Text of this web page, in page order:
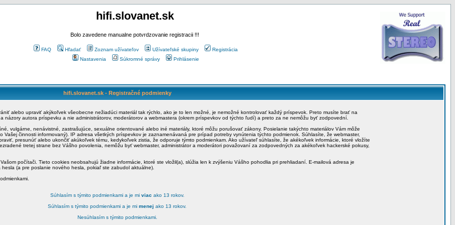
hifi.slovanet.sk
Bolo zavedene manualne potvrdzovanie registracii !!!
FAQ Hľadať Zoznam užívateľov Užívateľské skupiny
Registrácia
Nastavenia
Súkromné správy Prihlásenie
hifi.slovanet.sk - Registračné podmienky
alebo upraviť akýkoľvek všeobecne nežiadúci materiál tak rýchlo, ako je to len možné, je nemožné kontrolovať každý príspevok. Preto musíte brať na
názory autora príspevku a nie administrátorov, moderátorov a webmastera (okrem príspevkov od týchto ľudí) a preto za ne nemôžu byť zodpovední.
vulgárne, nenávistné, zastrašujúce, sexuálne orientované alebo iné materiály, ktoré môžu porušovať zákony. Posielanie takýchto materiálov Vám môže
činnosti informovaný). IP adresa všetkých príspevkov je zaznamenávaná pre prípad potreby vynútenia týchto podmienok. Súhlasíte, že webmaster,
presunúť alebo ukončiť akúkoľvek tému, kedykoľvek zistia, že odporuje týmto podmienkam. Ako užívateľ súhlasíte, že akékoľvek informácie, ktoré vložíte
tretej strane bez Vášho povolenia, nemôžu byť webmaster, administrátor a moderátori považovaní za zodpovedných za akékoľvek hackerské pokusy,
počítači. Tieto cookies neobsahujú žiadne informácie, ktoré ste vložil(a), slúžia len k zvýšeniu Vášho pohodlia pri prehliadaní. E-mailová adresa je
(a pre poslanie nového hesla, pokiaľ ste zabudol aktuálne).
Súhlasím s týmito podmienkami a je mi viac ako 13 rokov.
Súhlasím s týmito podmienkami a je mi menej ako 13 rokov.
Nesúhlasím s týmito podmienkami.